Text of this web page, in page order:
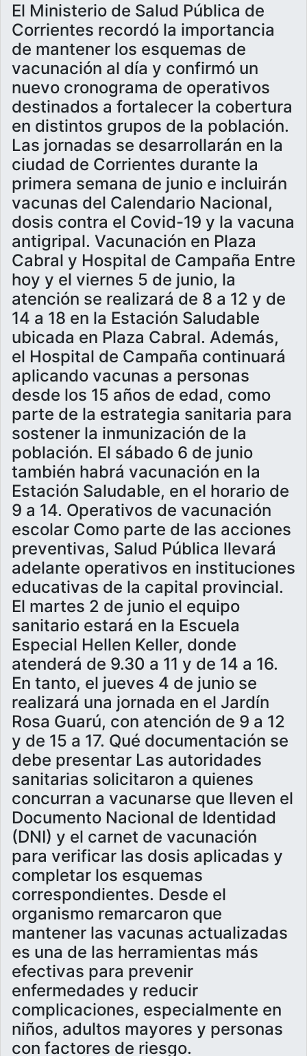
El Ministerio de Salud Pública de
Corrientes recordó la importancia
de mantener los esquemas de
vacunación al día y confirmó un
nuevo cronograma de operativos
destinados a fortalecer la cobertura
en distintos grupos de la población.
Las jornadas se desarrollarán en la
ciudad de Corrientes durante la
primera semana de junio e incluirán
vacunas del Calendario Nacional,
dosis contra el Covid-19 y la vacuna
antigripal. Vacunación en Plaza
Cabral y Hospital de Campaña Entre
hoy y el viernes 5 de junio, la
atención se realizará de 8 a 12 y de
14 a 18 en la Estación Saludable
ubicada en Plaza Cabral. Además,
el Hospital de Campaña continuará
aplicando vacunas a personas
desde los 15 años de edad, como
parte de la estrategia sanitaria para
sostener la inmunización de la
población. El sábado 6 de junio
también habrá vacunación en la
Estación Saludable, en el horario de
9 a 14. Operativos de vacunación
escolar Como parte de las acciones
preventivas, Salud Pública llevará
adelante operativos en instituciones
educativas de la capital provincial.
El martes 2 de junio el equipo
sanitario estará en la Escuela
Especial Hellen Keller, donde
atenderá de 9.30 a 11 y de 14 a 16.
En tanto, el jueves 4 de junio se
realizará una jornada en el Jardín
Rosa Guarú, con atención de 9 a 12
y de 15 a 17. Qué documentación se
debe presentar Las autoridades
sanitarias solicitaron a quienes
concurran a vacunarse que lleven el
Documento Nacional de Identidad
(DNI) y el carnet de vacunación
para verificar las dosis aplicadas y
completar los esquemas
correspondientes. Desde el
organismo remarcaron que
mantener las vacunas actualizadas
es una de las herramientas más
efectivas para prevenir
enfermedades y reducir
complicaciones, especialmente en
niños, adultos mayores y personas
con factores de riesgo.